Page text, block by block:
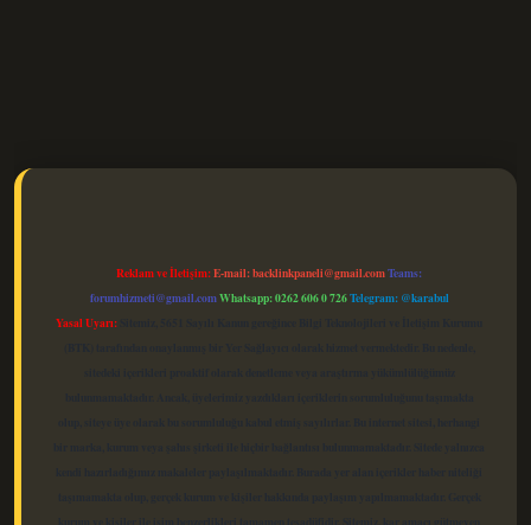
Reklam ve İletişim:E-mail:backlinkpaneli@gmail.comTeams:
forumhizmeti@gmail.comWhatsapp: 0262 606 0 726Telegram: @karabul
Yasal Uyarı: